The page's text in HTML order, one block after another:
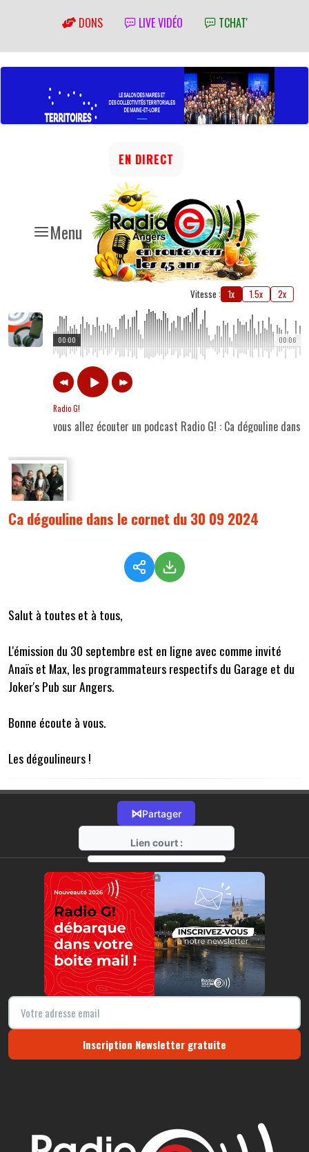
DONS LIVE VIDÉO TCHAT'
Menu
EN DIRECT
Vitesse : 1x 1.5x 2x
00:06
00:00
Radio G!
vous allez écouter un podcast Radio G! : Ca dégouline
Ca dégouline dans le cornet du 30 09 2024
Salut à toutes et à tous,
L'émission du 30 septembre est en ligne avec comme invité
Anaïs et Max, les programmateurs respectifs du Garage et du
Joker's Pub sur Angers.
Bonne écoute à vous.
Les dégoulineurs !
⋈Partager
Lien court :
https://radio-g.fr?15424
⧉
Inscription Newsletter gratuite